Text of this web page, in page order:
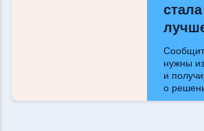
стала
нужны
и
о